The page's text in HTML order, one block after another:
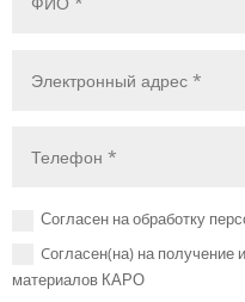
Согласен на обработку
Cогласен(на) на
материалов КАРО